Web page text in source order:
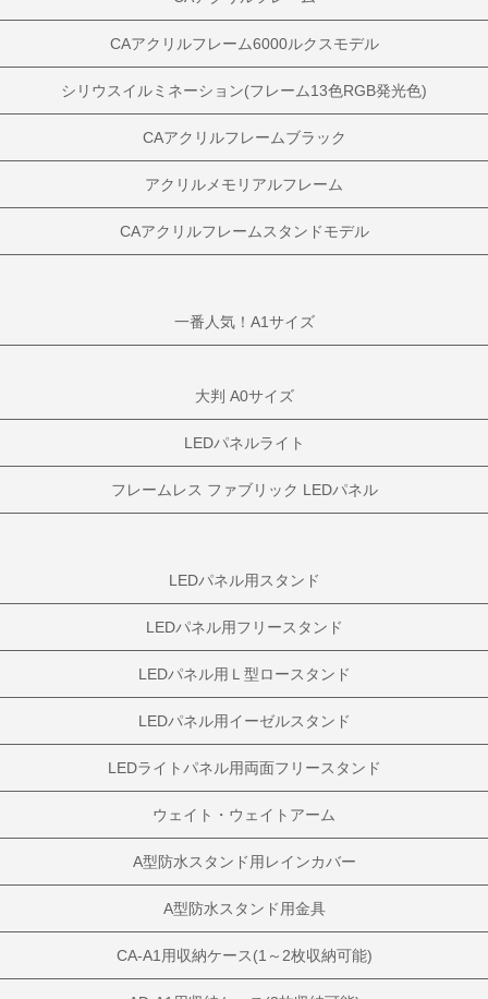
CAアクリルフレーム6000ルクスモデル
シリウスイルミネーション(フレーム13色RGB発光色)
CAアクリルフレームブラック
アクリルメモリアルフレーム
CAアクリルフレームスタンドモデル
一番人気！A1サイズ
大判 A0サイズ
LEDパネルライト
フレームレス ファブリック LEDパネル
LEDパネル用スタンド
LEDパネル用フリースタンド
LEDパネル用Ｌ型ロースタンド
LEDパネル用イーゼルスタンド
LEDライトパネル用両面フリースタンド
ウェイト・ウェイトアーム
A型防水スタンド用レインカバー
A型防水スタンド用金具
CA-A1用収納ケース(1～2枚収納可能)